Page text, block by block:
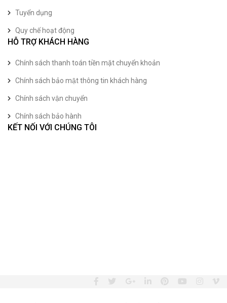
Tuyển dụng
Quy chế hoạt động
HỖ TRỢ KHÁCH HÀNG
Chính sách thanh toán tiền mặt chuyển khoản
Chính sách bảo mật thông tin khách hàng
Chính sách vận chuyển
Chính sách bảo hành
KẾT NỐI VỚI CHÚNG TÔI